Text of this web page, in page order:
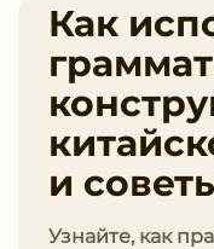
Как
и
Узнайте, как